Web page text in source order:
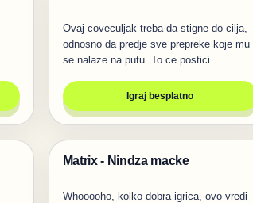
Ovaj coveculjak treba da stigne do cilja,
odnosno da predje sve prepreke koje mu
se nalaze na putu. To ce postici…
Igraj besplatno
Igre
Matrix - Nindza macke
Whooooho, kolko dobra igrica, ovo vredi